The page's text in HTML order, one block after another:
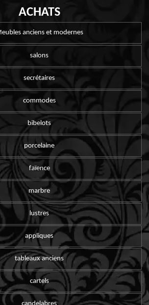
ACHATS
anciens et modernes
salons
secrétaires
commodes
bibelots
porcelaine
faïence
marbre
lustres
appliques
tableaux anciens
cartels